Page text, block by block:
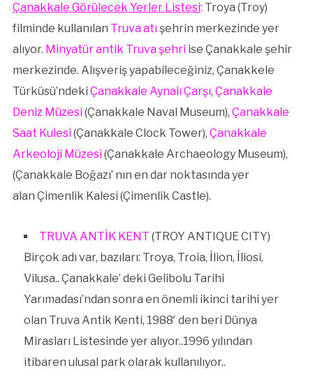
Çanakkale Görülecek Yerler Listesi: Troya (Troy)
filminde kullanılan Truva atışehrin merkezinde yer
alıyor. Minyatür antik Truva şehri ise Çanakkale şehir
merkezinde. Alışveriş yapabileceğiniz, Çanakkele
Türküsü’ndeki Çanakkale Aynalı Çarşı, Çanakkale
Deniz Müzesi(Çanakkale Naval Museum), Çanakkale
Saat Kulesi(Çanakkale Clock Tower), Çanakkale
Arkeoloji Müzesi(Çanakkale Archaeology Museum),
(Çanakkale Boğazı’ nın en dar noktasında yer
alan Çimenlik Kalesi (Çimenlik Castle).
TRUVA ANTİK KENT (TROY ANTIQUE CITY)
Birçok adı var, bazıları: Troya, Troia, İlion, İliosi,
Vilusa.. Çanakkale’ deki Gelibolu Tarihi
Yarımadası’ndan sonra en önemli ikinci tarihi yer
olan Truva Antik Kenti, 1988′ den beri Dünya
Mirasları Listesinde yer alıyor..1996 yılından
itibaren ulusal park olarak kullanılıyor..